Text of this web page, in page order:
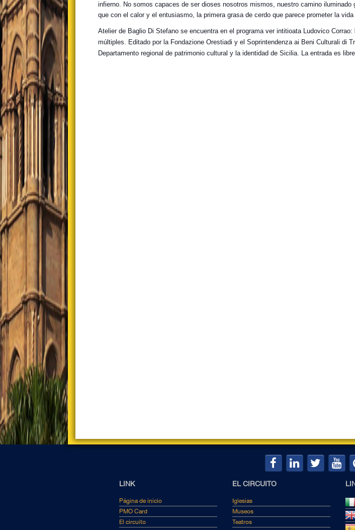
infierno. No somos capaces de ser dioses nosotros mismos, nuestro camino iluminado
que con el calor y el entusiasmo, la primera grasa de cerdo que parece prometer la vida
Atelier de Baglio Di Stefano se encuentra en el programa ver intitioata Ludovico Corrao:
múltiples. Editado por la Fondazione Orestiadi y el Soprintendenza ai Beni Culturali di
Departamento regional de patrimonio cultural y la identidad de Sicilia. La entrada es
LINK
Página de inicio
PMO Card
El circuito
EL CIRCUITO
Iglesias
Museos
Teatros